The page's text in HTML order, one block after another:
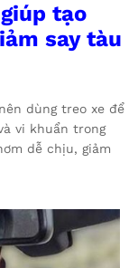
tạo
say tàu
dùng treo xe để
vi khuẩn trong
dễ chịu, giảm